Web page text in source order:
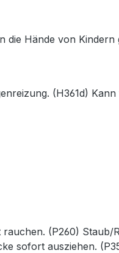
Hände von Kindern
(H361d)
(P260)
sofort ausziehen.